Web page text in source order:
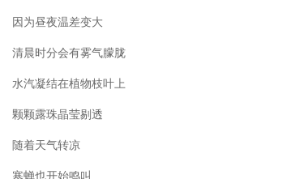
因为昼夜温差变大
清晨时分会有雾气朦胧
水汽凝结在植物枝叶上
颗颗露珠晶莹剔透
随着天气转凉
寒蝉也开始鸣叫